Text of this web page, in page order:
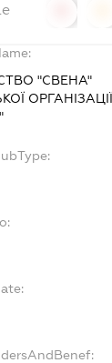
"СВЕНА"